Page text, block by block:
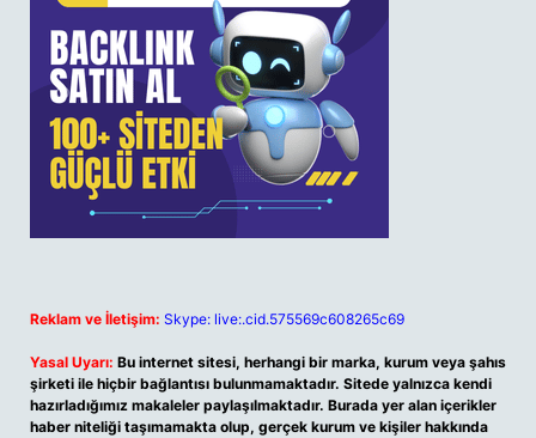
Reklam ve İletişim: Skype: live:.cid.575569c608265c69
Yasal Uyarı: Bu internet sitesi, herhangi bir marka, kurum veya şahıs
şirketi ile hiçbir bağlantısı bulunmamaktadır. Sitede yalnızca kendi
hazırladığımız makaleler paylaşılmaktadır. Burada yer alan içerikler
haber niteliği taşımamakta olup, gerçek kurum ve kişiler hakkında